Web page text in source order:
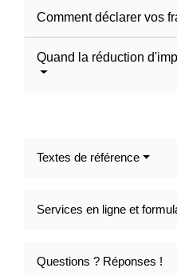
Comment déclarer vos
Quand la réduction
Textes de référence
Services en ligne et
Questions ? Réponses !